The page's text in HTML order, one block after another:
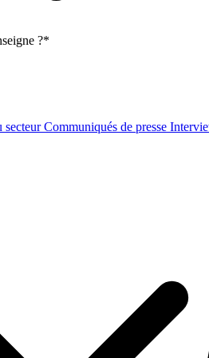
secteurCommuniqués de presse
?*